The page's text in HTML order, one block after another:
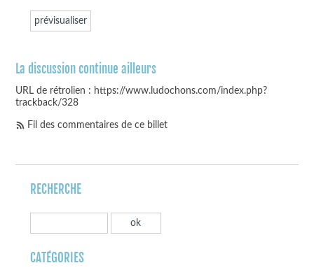
La discussion continue ailleurs
URL de rétrolien : https://www.ludochons.com/index.php?
trackback/328
Fil des commentaires de ce billet
RECHERCHE
CATÉGORIES